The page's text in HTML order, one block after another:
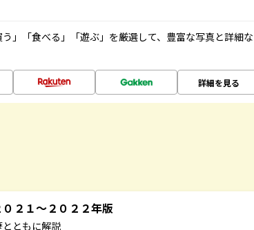
」「食べる」「遊ぶ」を厳選して、豊富な写真と詳細な
詳細を見る
２１～２０２２年版
ともに解説